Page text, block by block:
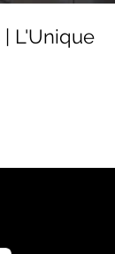
| L'Unique